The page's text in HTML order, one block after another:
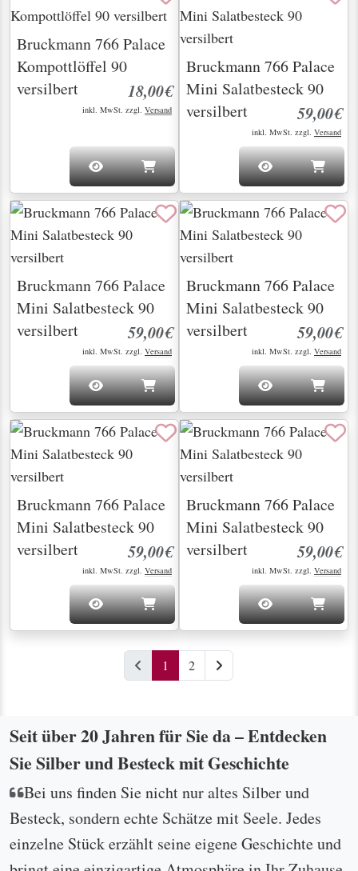
Bruckmann 766 Palace
Kompottlöffel 90
versilbert
18,00€
inkl. MwSt. zzgl. Versand
Bruckmann 766 Palace
Mini Salatbesteck 90
versilbert
59,00€
inkl. MwSt. zzgl. Versand
Bruckmann 766 Palace
Mini Salatbesteck 90
versilbert
59,00€
inkl. MwSt. zzgl. Versand
Bruckmann 766 Palace
Mini Salatbesteck 90
versilbert
59,00€
inkl. MwSt. zzgl. Versand
Bruckmann 766 Palace
Mini Salatbesteck 90
versilbert
59,00€
inkl. MwSt. zzgl. Versand
Bruckmann 766 Palace
Mini Salatbesteck 90
versilbert
59,00€
inkl. MwSt. zzgl. Versand
1 (current)
2
Seit über 20 Jahren für Sie da – Entdecken
Sie Silber und Besteck mit Geschichte
Bei uns finden Sie nicht nur altes Silber und
Besteck, sondern echte Schätze mit Seele. Jedes
einzelne Stück erzählt seine eigene Geschichte und